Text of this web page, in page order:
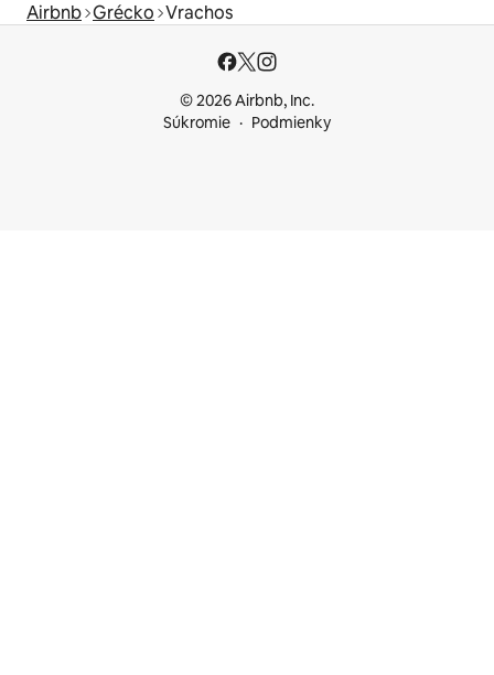
Airbnb Grécko Vrachos
© 2026 Airbnb, Inc.
Súkromie
Podmienky